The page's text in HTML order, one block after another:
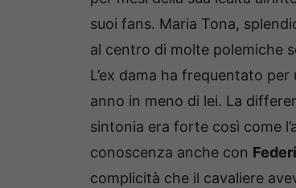
suoi fans. Maria Tona,
al centro di molte polemiche
L’ex dama ha frequentato
anno in meno di lei. La
sintonia era forte così come
conoscenza anche con
complicità che il cavaliere